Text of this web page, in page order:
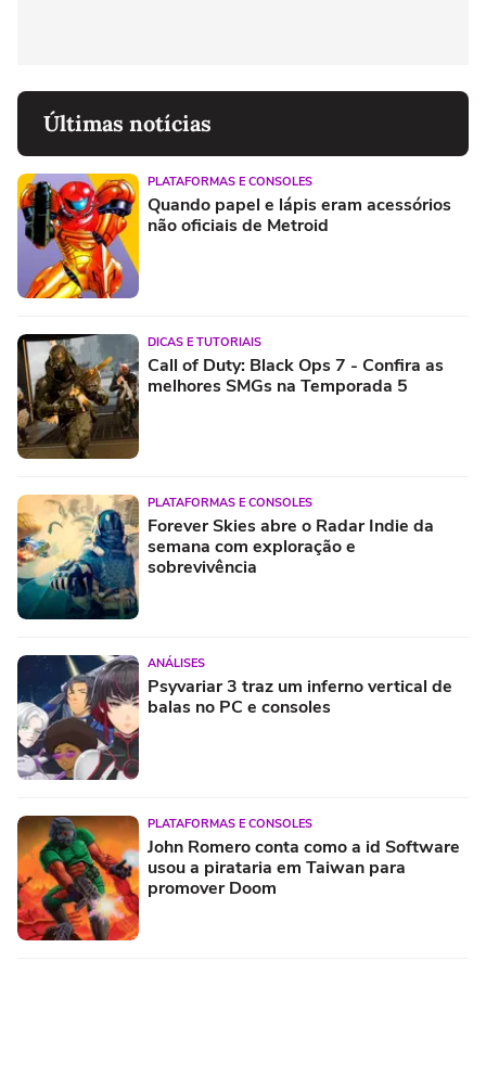
Últimas notícias
PLATAFORMAS E CONSOLES
Quando papel e lápis eram acessórios
não oficiais de Metroid
DICAS E TUTORIAIS
Call of Duty: Black Ops 7 - Confira as
melhores SMGs na Temporada 5
PLATAFORMAS E CONSOLES
Forever Skies abre o Radar Indie da
semana com exploração e
sobrevivência
ANÁLISES
Psyvariar 3 traz um inferno vertical de
balas no PC e consoles
PLATAFORMAS E CONSOLES
John Romero conta como a id Software
usou a pirataria em Taiwan para
promover Doom